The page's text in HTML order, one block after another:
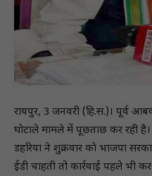
रायपुर, 3 जनवरी (हि.स.)। पूर्व
घोटाले मामले में पूछताछ कर रही है।
डहरिया ने शुक्रवार काे भाजपा
ईडी चाहती तो कार्रवाई पहले